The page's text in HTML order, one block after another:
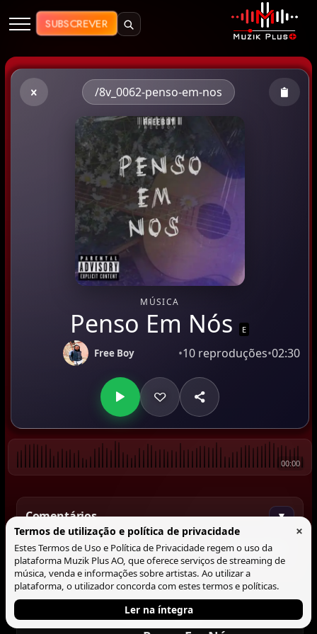
Muzik Plus AO - Streaming de
SUBSCREVER
/8v_0062-penso-em-nos
MÚSICA
Penso Em Nós E
Free Boy •10 reproduções•02:30
00:00
Comentários ▼
Comentar
Tocando agora
Termos de utilização e política de privacidade ×
Estes Termos de Uso e Política de Privacidade regem o uso da
plataforma Muzik Plus AO, que oferece serviços de streaming de
música, venda e informações sobre artistas. Ao utilizar a
plataforma, o utilizador concorda com estes termos e políticas.
Ler na íntegra